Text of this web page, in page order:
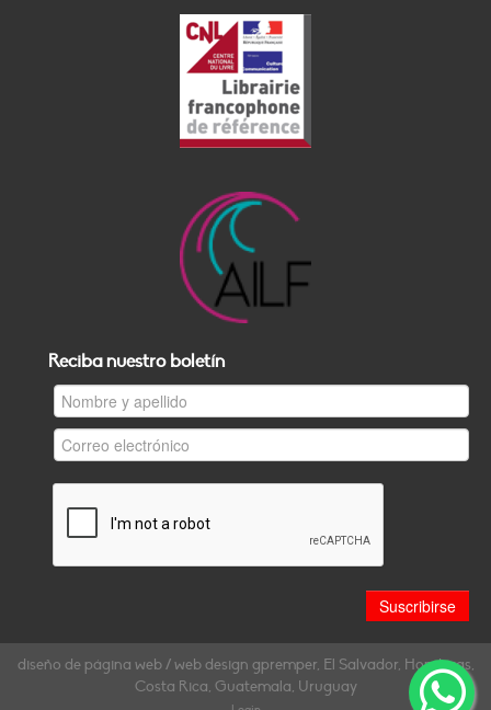
Reciba nuestro boletín
diseño de página web / web design gpremper, El Salvador, Honduras,
Costa Rica, Guatemala, Uruguay